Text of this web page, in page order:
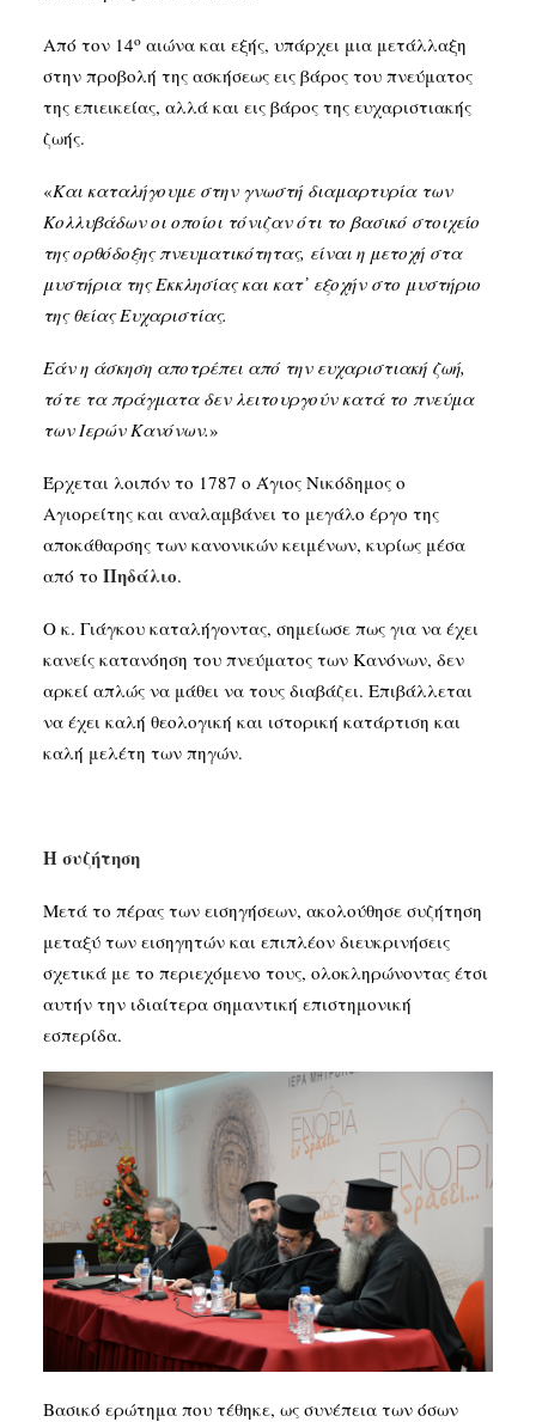
Από τον 14ο αιώνα και εξής, υπάρχει μια μετάλλαξη
στην προβολή της ασκήσεως εις βάρος του πνεύματος
της επιεικείας, αλλά και εις βάρος της ευχαριστιακής
ζωής.
«Και καταλήγουμε στην γνωστή διαμαρτυρία των
Κολλυβάδων οι οποίοι τόνιζαν ότι το βασικό στοιχείο
της ορθόδοξης πνευματικότητας, είναι η μετοχή στα
μυστήρια της Εκκλησίας και κατ᾽ εξοχήν στο μυστήριο
της θείας Ευχαριστίας.
Εάν η άσκηση αποτρέπει από την ευχαριστιακή ζωή,
τότε τα πράγματα δεν λειτουργούν κατά το πνεύμα
των Ιερών Κανόνων.»
Έρχεται λοιπόν το 1787 ο Άγιος Νικόδημος ο
Αγιορείτης και αναλαμβάνει το μεγάλο έργο της
αποκάθαρσης των κανονικών κειμένων, κυρίως μέσα
από το Πηδάλιο.
Ο κ. Γιάγκου καταλήγοντας, σημείωσε πως για να έχει
κανείς κατανόηση του πνεύματος των Κανόνων, δεν
αρκεί απλώς να μάθει να τους διαβάζει. Επιβάλλεται
να έχει καλή θεολογική και ιστορική κατάρτιση και
καλή μελέτη των πηγών.
Η συζήτηση
Μετά το πέρας των εισηγήσεων, ακολούθησε συζήτηση
μεταξύ των εισηγητών και επιπλέον διευκρινήσεις
σχετικά με το περιεχόμενο τους, ολοκληρώνοντας έτσι
αυτήν την ιδιαίτερα σημαντική επιστημονική
εσπερίδα.
Βασικό ερώτημα που τέθηκε, ως συνέπεια των όσων